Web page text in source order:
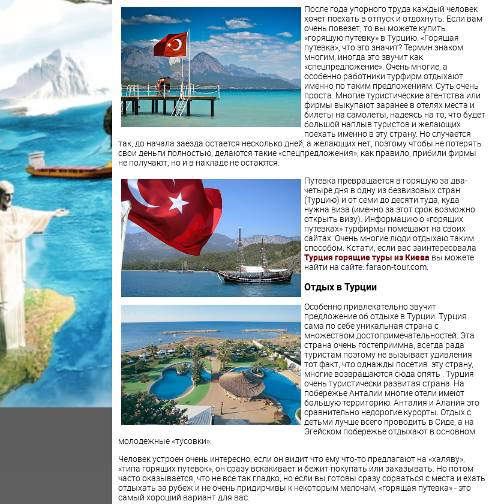
После года упорного труда каждый человек
хочет поехать в отпуск и отдохнуть. Если вам
очень повезет, то вы можете купить
«горящую путевку» в Турцию. «Горящая
путевка», что это значит? Термин знаком
многим, иногда это звучит как
«спецпредложение». Очень многие, а
особенно работники турфирм отдыхают
именно по таким предложениям. Суть очень
проста. Многие туристические агентства или
фирмы выкупают заранее в отелях места и
билеты на самолеты, надеясь на то, что будет
большой наплыв туристов и желающих
поехать именно в эту страну. Но случается
так, до начала заезда остается несколько дней, а желающих нет, поэтому чтобы не потерять
свои деньги полностью, делаются такие «спецпредложения», как правило, прибили фирмы
не получают, но и в накладе не остаются.
Путевка превращается в горящую за два-
четыре дня в одну из безвизовых стран
(Турцию) и от семи до десяти туда, куда
нужна виза (именно за этот срок возможно
открыть визу). Информацию о «горящих
путевках» турфирмы помещают на своих
сайтах. Очень многие люди отдыхаю таким
способом. Кстати, если вас заинтересовала
Турция горящие туры из Киева вы можете
найти на сайте: faraon-tour.com.
Отдых в Турции
Особенно привлекательно звучит
предложение об отдыхе в Турции. Турция
сама по себе уникальная страна с
множеством достопримечательностей. Эта
страна очень гостеприимна, всегда рада
туристам поэтому не вызывает удивления
тот факт, что однажды посетив эту страну,
многие возвращаются сюда опять . Турция
очень туристически развитая страна. На
побережье Анталии многие отели имеют
большую территорию. Анталия и Алания это
сравнительно недорогие курорты. Отдых с
детьми лучше всего проводить в Сиде, а на
Эгейском побережье отдыхают в основном
молодежные «тусовки».
Человек устроен очень интересно, если он видит что ему что-то предлагают на «халяву»,
«типа горящих путевок», он сразу вскакивает и бежит покупать или заказывать. Но потом
часто оказывается, что не все так гладко, но если вы готовы сразу сорваться с места и ехать
отдыхать за рубеж и не очень придирчивы к некоторым мелочам, «горящая путевка» - это
самый хороший вариант для вас.